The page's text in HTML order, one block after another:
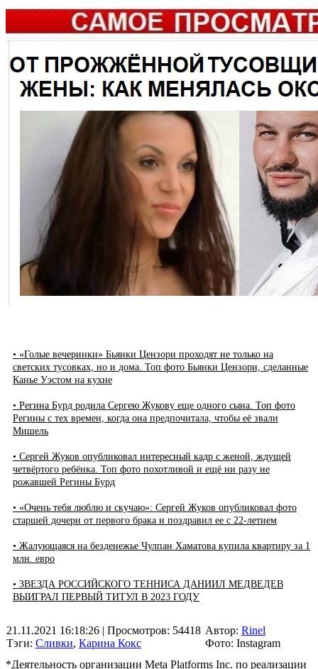
• «Голые вечеринки» Бьянки Цензори проходят не только на
светских тусовках, но и дома. Топ фото Бьянки Цензори, сделанные
Канье Уэстом на кухне
• Регина Бурд родила Сергею Жукову еще одного сына. Топ фото
Регины с тех времен, когда она предпочитала, чтобы её звали
Мишель
• Сергей Жуков опубликовал интересный кадр с женой, ждущей
четвёртого ребёнка. Топ фото похотливой и ещё ни разу не
рожавшей Регины Бурд
• «Очень тебя люблю и скучаю»: Сергей Жуков опубликовал фото
старшей дочери от первого брака и поздравил ее с 22-летием
• Жалующаяся на безденежье Чулпан Хаматова купила квартиру за 1
млн. евро
• ЗВЕЗДА РОССИЙСКОГО ТЕННИСА ДАНИИЛ МЕДВЕДЕВ
ВЫИГРАЛ ПЕРВЫЙ ТИТУЛ В 2023 ГОДУ
21.11.2021 16:18:26 | Просмотров: 54418
Тэги: Сливки, Карина Кокс
Автор: Rinel
Фото: Instagram
*Деятельность организации Meta Platforms Inc. по реализации